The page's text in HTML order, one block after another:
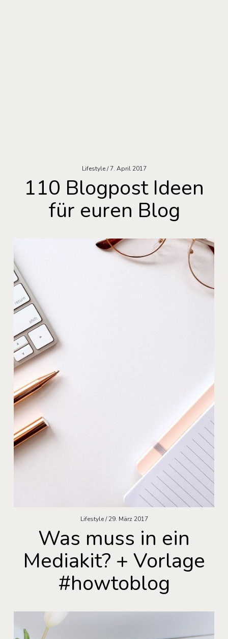
Lifestyle 7. April 2017
110 Blogpost Ideen
für euren Blog
Lifestyle 29. März 2017
Was muss in ein
Mediakit? + Vorlage
#howtoblog